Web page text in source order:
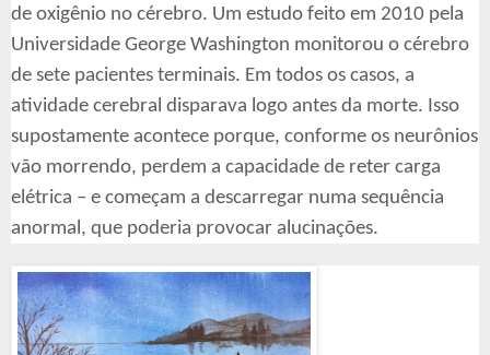
de oxigênio no cérebro. Um estudo feito em 2010 pela
Universidade George Washington monitorou o cérebro
de sete pacientes terminais. Em todos os casos, a
atividade cerebral disparava logo antes da morte. Isso
supostamente acontece porque, conforme os neurônios
vão morrendo, perdem a capacidade de reter carga
elétrica – e começam a descarregar numa sequência
anormal, que poderia provocar alucinações.